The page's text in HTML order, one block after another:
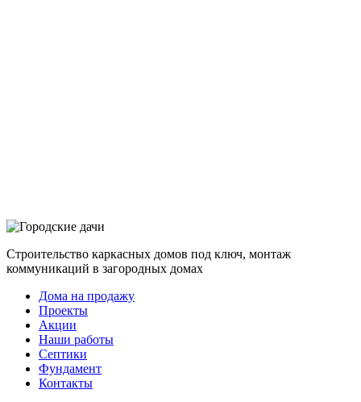
Строительство каркасных домов под ключ, монтаж
коммуникаций в загородных домах
Дома на продажу
Проекты
Акции
Наши работы
Септики
Фундамент
Контакты